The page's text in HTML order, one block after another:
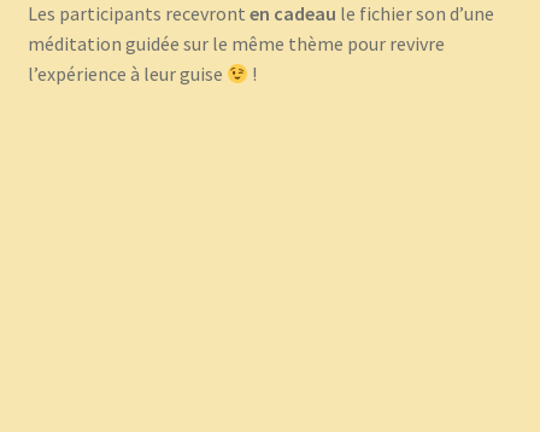
Les participants recevront en cadeau le fichier son d’une
méditation guidée sur le même thème pour revivre
l’expérience à leur guise
!